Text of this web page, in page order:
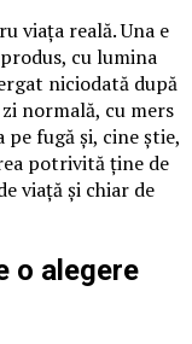
viața reală. Una e
cu lumina
niciodată după
normală, cu mers
fugă și, cine știe,
potrivită ține de
viață și chiar de
o alegere